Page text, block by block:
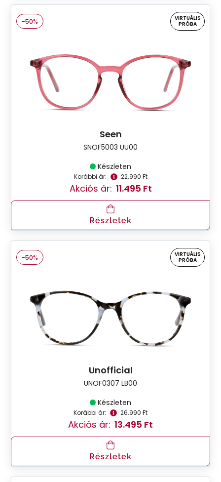
-50%
VIRTUÁLIS
PRÓBA
Seen
SNOF5003 UU00
Készleten
Korábbi ár: 22.990 Ft
Akciós ár: 11.495 Ft
Részletek
-50%
VIRTUÁLIS
PRÓBA
Unofficial
UNOF0307 LB00
Készleten
Korábbi ár: 26.990 Ft
Akciós ár: 13.495 Ft
Részletek